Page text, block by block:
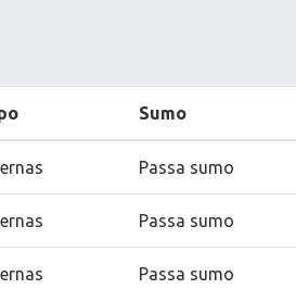
Sumo
Passa sumo
Passa sumo
Passa sumo